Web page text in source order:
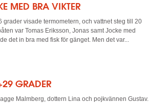
MED BRA VIKTER
visade termometern, och vattnet steg till 20
var Tomas Eriksson, Jonas samt Jocke med
det in bra med fisk för gänget. Men det var...
GRADER
Malmberg, dottern Lina och pojkvännen Gustav.